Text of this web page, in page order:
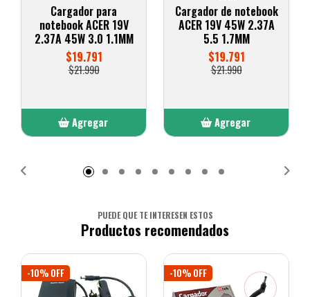
Cargador para
notebook ACER 19V
2.37A 45W 3.0 1.1MM
$19.791
$21.990
Agregar
Cargador de notebook
ACER 19V 45W 2.37A
5.5 1.7MM
$19.791
$21.990
Agregar
PUEDE QUE TE INTERESEN ESTOS
Productos recomendados
-10% OFF -10% OFF